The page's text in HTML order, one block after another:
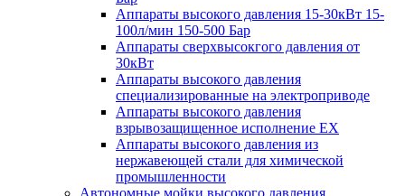
Аппараты высокого давления 15-30кВт 15-
100л/мин 150-500 Бар
Аппараты сверхвысокгого давления от
30кВт
Аппараты высокого давления
специализированные на электроприводе
Аппараты высокого давления
взрывозащищенное исполнение EX
Аппараты высокого давления из
нержавеющей стали для химической
промышленности
Автономные мойки высокого давления